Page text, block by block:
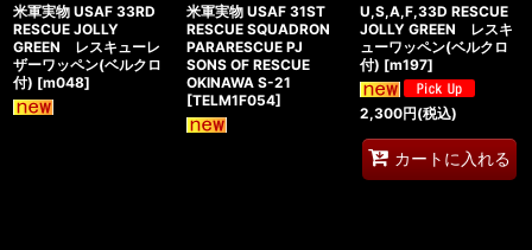
米軍実物 USAF 33RD
RESCUE JOLLY
GREEN レスキューレ
ザーワッペン(ベルクロ
付) [m048]
米軍実物 USAF 31ST
RESCUE SQUADRON
PARARESCUE PJ
SONS OF RESCUE
OKINAWA S-21
[TELM1F054]
U,S,A,F,33D RESCUE
JOLLY GREEN レスキ
ューワッペン(ベルクロ
付) [m197]
2,300円(税込)
カートに入れる